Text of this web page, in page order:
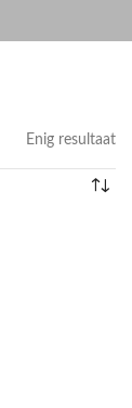
Enig resultaat